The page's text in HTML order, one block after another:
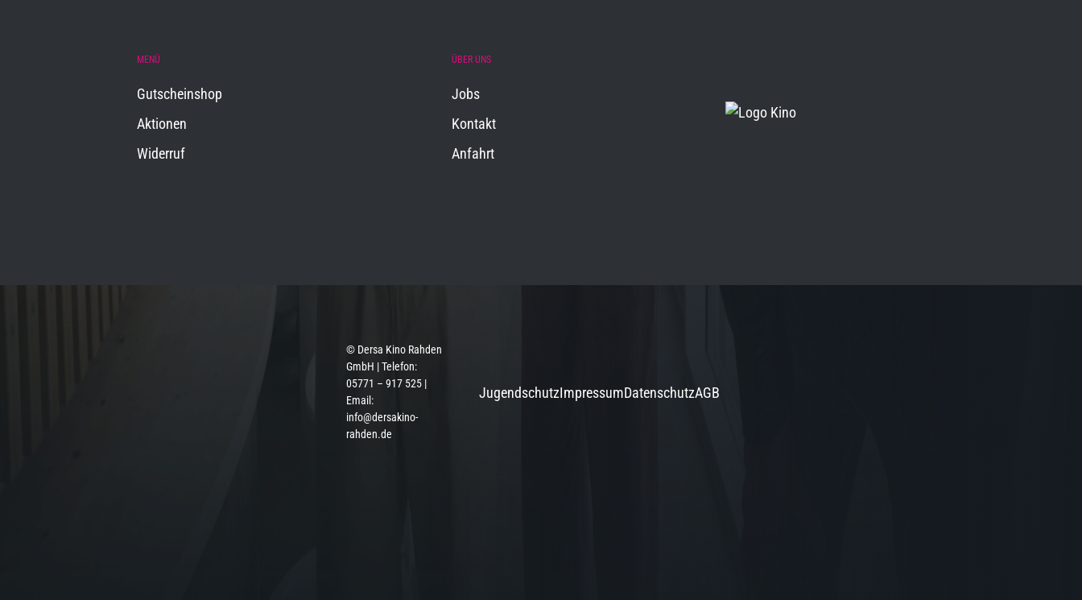
MENÜ
Gutscheinshop
Aktionen
Widerruf
ÜBER UNS
Jobs
Kontakt
Anfahrt
© Dersa Kino Rahden
GmbH | Telefon:
05771 – 917 525 |
Email:
info@dersakino-
rahden.de
JugendschutzImpressumDatenschutzAGB